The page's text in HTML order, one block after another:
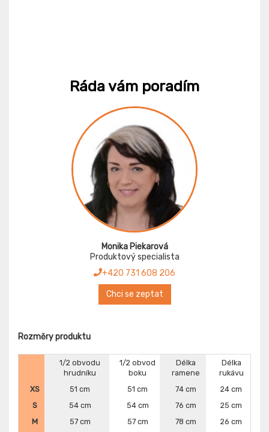
Ráda vám poradím
Monika Piekarová
Produktový specialista
+420 731 608 206
Chci se zeptat
Rozměry produktu
1/2 obvodu
hrudníku
1/2 obvod
boku
Délka
ramene
Délka
rukávu
XS
51 cm 51 cm 74 cm
24 cm
S
54 cm 54 cm 76 cm
25 cm
M
57 cm 57 cm 78 cm
26 cm